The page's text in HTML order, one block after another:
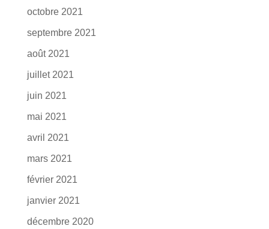
octobre 2021
septembre 2021
août 2021
juillet 2021
juin 2021
mai 2021
avril 2021
mars 2021
février 2021
janvier 2021
décembre 2020